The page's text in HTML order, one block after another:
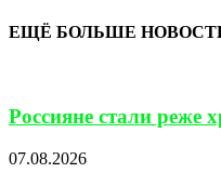
ЕЩЁ БОЛЬШЕ
Россияне стали реже
07.08.2026